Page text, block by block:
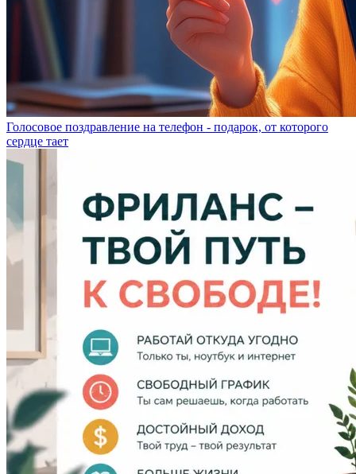
Голосовое поздравление на телефон - подарок, от которого
сердце тает